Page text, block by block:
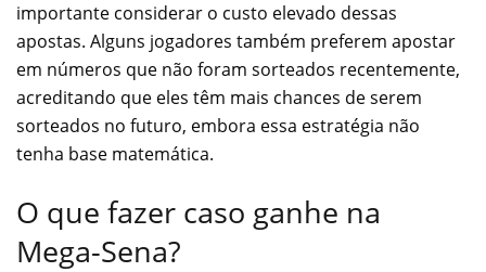
importante considerar o custo elevado dessas
apostas. Alguns jogadores também preferem apostar
em números que não foram sorteados recentemente,
acreditando que eles têm mais chances de serem
sorteados no futuro, embora essa estratégia não
tenha base matemática.
O que fazer caso ganhe na
Mega-Sena?